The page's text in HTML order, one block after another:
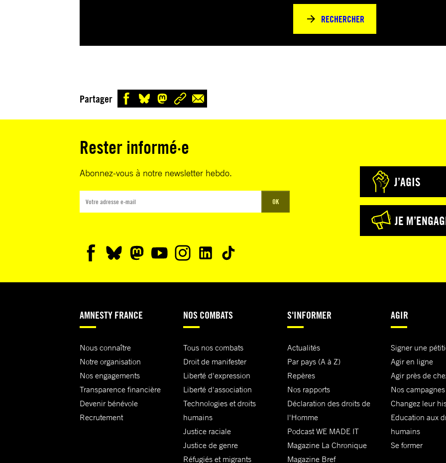
RECHERCHER
Partager
Rester informé·e
Abonnez-vous à notre newsletter hebdo.
OK
J’AGIS
JE
AMNESTY FRANCE
Nous connaître
Notre organisation
Nos engagements
Transparence financière
Devenir bénévole
Recrutement
NOS COMBATS
Tous nos combats
Droit de manifester
Liberté d'expression
Liberté d'association
Technologies et droits
humains
Justice raciale
Justice de genre
Réfugiés et migrants
S'INFORMER
Actualités
Par pays (A à Z)
Repères
Nos rapports
Déclaration des droits de
l'Homme
Podcast WE MADE IT
Magazine La Chronique
Magazine Bref
AGIR
Signer une
Agir en ligne
Agir près de
Nos campagnes
Changez leur
Education aux
humains
Se former